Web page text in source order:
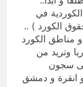
في
الكورد ) ..
مناطق الكورد
وتريد من
سجون
و انقرة و دمشق